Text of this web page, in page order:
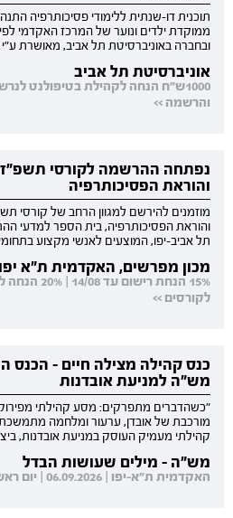
ממוקדת ילדים ונוער של המרכז האקדמי
ובחברה באוניברסיטת תל אביב, מאושרת
אוניברסיטת תל אביב
והרשמה >>
נפתחה ההרשמה לקורסי
והוראת הפסיכותרפיה
מוזמנים להירשם למגוון הרחב של קורסי
והוראת הפסיכותרפיה, בית הספר למדעי
תל אביב-יפו, המוצעים לאנשי מקצוע
מכון מפרשים, האקדמית ת"א יפו
15% הנחת
לקורסים >>
כנס קהילה מצילה חיים - הכנס
מש"ה למניעת אובדנות
"כשהדברים מתפרקים: מסע קהילתי מפירוק
מורכבת של אובדן, ערעור ומלחמה
קהילתי מעמיק העוסק במניעת אובדנות,
מש"ה - מילים שעושות הבדל
האקדמית ת"א-יפו | 06.09.2026 | יום ראשון | 09:00-16:00